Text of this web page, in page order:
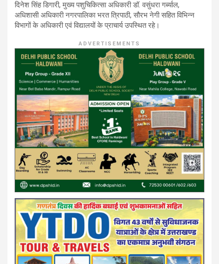
दिनेश सिंह डिगारी, मुख्य पशुचिकित्सा अधिकारी डॉ. वसुंधरा गर्ब्याल,
अधिशासी अधिकारी नगरपालिका भरत त्रिपाठी, सौरभ नेगी सहित विभिन्न
विभागों के अधिकारी एवं विद्यालयों के प्राचार्य उपस्थित रहे।
ADVERTISEMENTS